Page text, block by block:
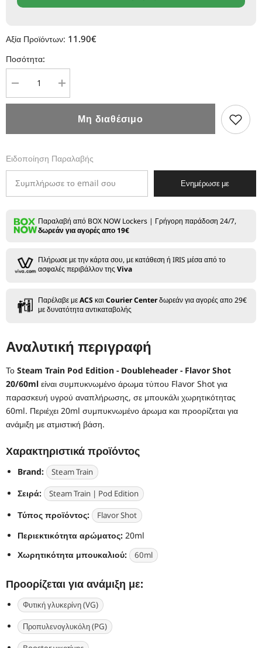
Αξία Προϊόντων: 11.90€
Ποσότητα:
Μείωση
ποσότητας
για
Doubleheader
Shot
Αύξηση
ποσότητας
για
Doubleheader
-
Shot
Μη διαθέσιμο
Ειδοποίηση Παραλαβής
Ενημέρωσε με
Παραλαβή από BOX NOW Lockers | Γρήγορη παράδοση 24/7,
δωρεάν για αγορές απο 19€
Πλήρωσε με την κάρτα σου, με κατάθεση ή IRIS μέσα από το
ασφαλές περιβάλλον της Viva
Παρέλαβε μεACS καιCourier Centerδωρεάν για αγορές απο 29€
με δυνατότητα αντικαταβολής
Αναλυτική περιγραφή
Το Steam Train Pod Edition - Doubleheader - Flavor Shot
20/60ml είναι συμπυκνωμένο άρωμα τύπου Flavor Shot για
παρασκευή υγρού αναπλήρωσης, σε μπουκάλι χωρητικότητας
60ml. Περιέχει 20ml συμπυκνωμένο άρωμα και προορίζεται για
ανάμιξη με ατμιστική βάση.
Χαρακτηριστικά προϊόντος
Brand: Steam Train
Σειρά: Steam Train | Pod Edition
Τύπος προϊόντος: Flavor Shot
Περιεκτικότητα αρώματος: 20ml
Χωρητικότητα μπουκαλιού:
60ml
Προορίζεται για ανάμιξη με:
Φυτική γλυκερίνη (VG)
Προπυλενογλυκόλη (PG)